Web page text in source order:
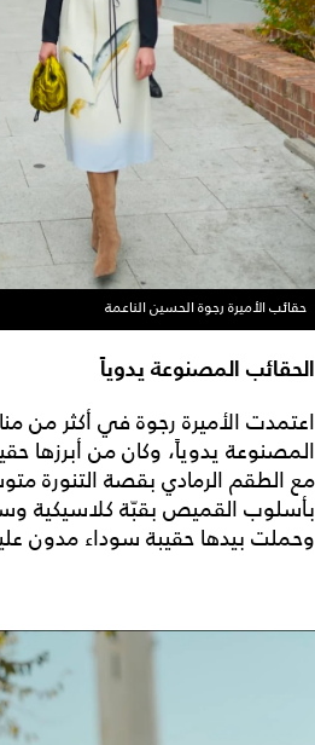
حقائب الأميرة رجوة الحسين الناعمة
الحقائب المصنوعة يدوياً
اعتمدت الأميرة رجوة في أكثر من
المصنوعة يدوياً، وكان من أبرزها
مع الطقم الرمادي بقصة التنورة
بأسلوب القميص بقبّة كلاسيكية
وحملت بيدها حقيبة سوداء مدون